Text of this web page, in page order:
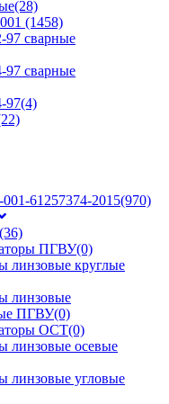
(28)
(1458)
сварные
сварные
97(4)
61257374-2015(970)
(36)
ПГВУ(0)
линзовые круглые
линзовые
ПГВУ(0)
ОСТ(0)
линзовые осевые
линзовые угловые